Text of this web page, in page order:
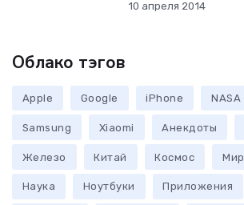
10 апреля 2014
Облако тэгов
Apple Google iPhone NASA
Samsung Xiaomi Анекдоты
Железо Китай Космос Мир
Наука Ноутбуки Приложения